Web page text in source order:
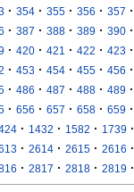
· 354 · 355 · 356 · 357 ·
· 387 · 388 · 389 · 390 ·
· 420 · 421 · 422 · 423 ·
· 453 · 454 · 455 · 456 ·
· 486 · 487 · 488 · 489 ·
· 656 · 657 · 658 · 659 ·
· 1432 · 1582 · 1739 ·
· 2614 · 2615 · 2616 ·
· 2817 · 2818 · 2819 ·